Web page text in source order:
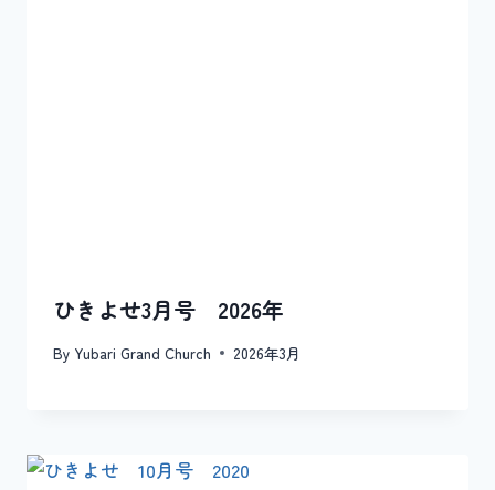
ひきよせ3月号 2026年
By Yubari Grand Church 2026年3月